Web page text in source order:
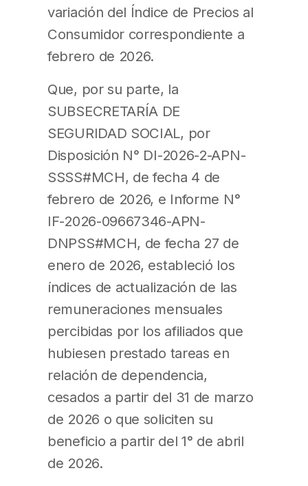
variación del Índice de Precios al
Consumidor correspondiente a
febrero de 2026.
Que, por su parte, la
SUBSECRETARÍA DE
SEGURIDAD SOCIAL, por
Disposición N° DI-2026-2-APN-
SSSS#MCH, de fecha 4 de
febrero de 2026, e Informe N°
IF-2026-09667346-APN-
DNPSS#MCH, de fecha 27 de
enero de 2026, estableció los
índices de actualización de las
remuneraciones mensuales
percibidas por los afiliados que
hubiesen prestado tareas en
relación de dependencia,
cesados a partir del 31 de marzo
de 2026 o que soliciten su
beneficio a partir del 1° de abril
de 2026.